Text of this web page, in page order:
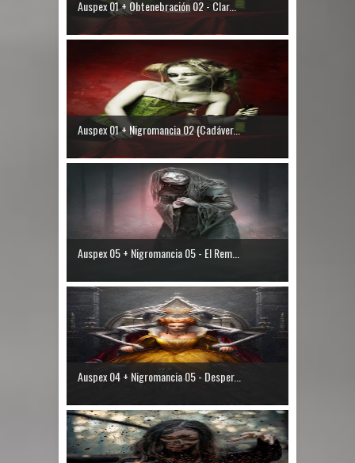
Auspex 01 + Obtenebración 02 - Clar...
Auspex 01 + Nigromancia 02 (Cadáver...
Auspex 05 + Nigromancia 05 - El Rem...
Auspex 04 + Nigromancia 05 - Desper...